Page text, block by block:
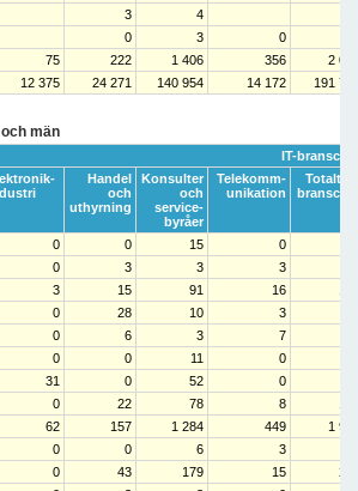
3 4
0 3 0
75 222 1 406 356
2
12 375 24 271 140 954 14 172 191
män
IT-
Handel
och
uthyrning
Konsulter
och
service-
byråer
Telekomm-
unikation
Totalt
0 0 15 0
0 3 3 3
3 15 91 16
0 28 10 3
0 6 3 7
0 0 11 0
31 0 52 0
0 22 78 8
62 157 1 284 449
1
0 0 6 3
0 43 179 15